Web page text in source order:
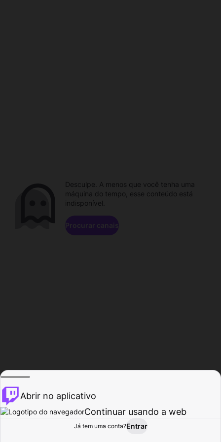
Procurar Atividade
Desculpe. A menos que você tenha uma
máquina do tempo, esse conteúdo está
indisponível.
Procurar canais
Abrir no aplicativo
Continuar usando a web
Já tem uma conta?Entrar